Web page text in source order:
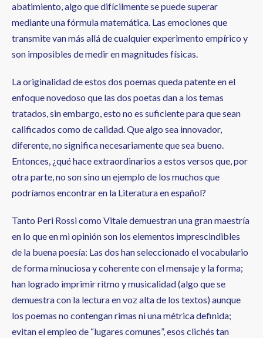
abatimiento, algo que difícilmente se puede superar
mediante una fórmula matemática. Las emociones que
transmite van más allá de cualquier experimento empírico y
son imposibles de medir en magnitudes físicas.
La originalidad de estos dos poemas queda patente en el
enfoque novedoso que las dos poetas dan a los temas
tratados, sin embargo, esto no es suficiente para que sean
calificados como de calidad. Que algo sea innovador,
diferente, no significa necesariamente que sea bueno.
Entonces, ¿qué hace extraordinarios a estos versos que, por
otra parte, no son sino un ejemplo de los muchos que
podríamos encontrar en la Literatura en español?
Tanto Peri Rossi como Vitale demuestran una gran maestría
en lo que en mi opinión son los elementos imprescindibles
de la buena poesía: Las dos han seleccionado el vocabulario
de forma minuciosa y coherente con el mensaje y la forma;
han logrado imprimir ritmo y musicalidad (algo que se
demuestra con la lectura en voz alta de los textos) aunque
los poemas no contengan rimas ni una métrica definida;
evitan el empleo de “lugares comunes”, esos clichés tan